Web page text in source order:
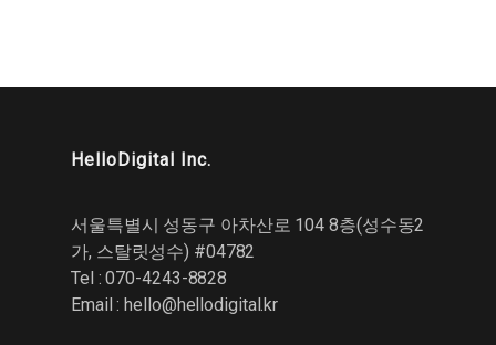
HelloDigital Inc.
서울특별시 성동구 아차산로 104 8층(성수동2
가, 스탈릿성수) #04782
Tel : 070-4243-8828
Email :hello@hellodigital.kr